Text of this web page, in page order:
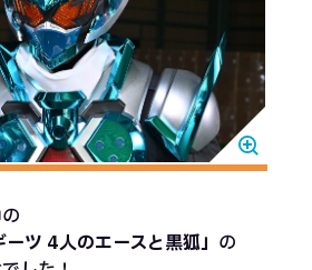
ツ 4人のエースと黒狐」 の